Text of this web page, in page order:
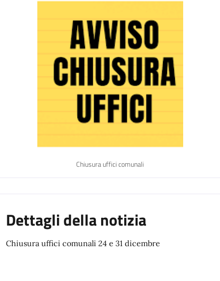
Chiusura uffici comunali
Dettagli della notizia
Chiusura uffici comunali 24 e 31 dicembre